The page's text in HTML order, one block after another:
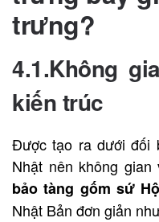
trưng?
4.1.Không
kiến trúc
Được tạo ra dưới đối
Nhật nên không
bảo tàng gốm sứ
Nhật Bản đơn giản